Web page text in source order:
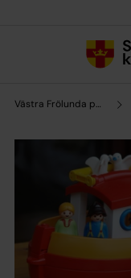
Västra Frölunda pastorat